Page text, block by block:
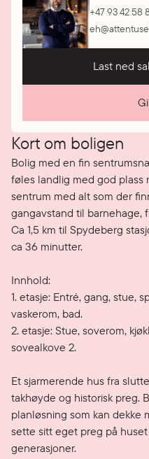
+47 93 42 58
Last ned
Kort om boligen
Bolig med en fin
føles landlig med god plass
sentrum med alt som der
gangavstand til barnehage,
Ca 1,5 km til Spydeberg
ca 36 minutter.
Innhold:
1. etasje: Entré, gang, stue,
vaskerom, bad.
2. etasje: Stue, soverom,
sovealkove 2.
Et sjarmerende hus fra
takhøyde og historisk preg.
planløsning som kan dekke
sette sitt eget preg på
generasjoner.